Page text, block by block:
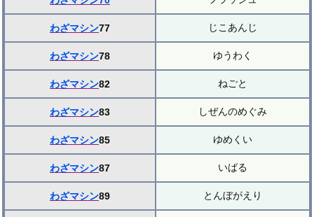
わざマシン77 じこあんじ
わざマシン78 ゆうわく
わざマシン82 ねごと
わざマシン83 しぜんのめぐみ
わざマシン85 ゆめくい
わざマシン87 いばる
わざマシン89 とんぼがえり